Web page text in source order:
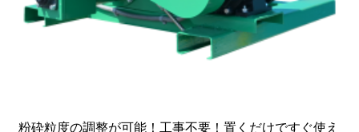
籾殻粉砕・堆肥プラント
粉砕粒度の調整が可能！工事不要！置くだけですぐ使え